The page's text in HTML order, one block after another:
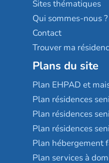
Sites thématiques
Qui sommes-nous ?
Contact
Trouver ma
Plans du site
Plan EHPAD et
Plan résidences
Plan résidences
Plan résidences
Plan hébergement
Plan services à